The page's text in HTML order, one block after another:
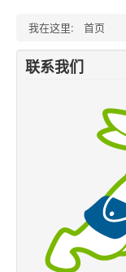
我在这里: 首页
联系我们